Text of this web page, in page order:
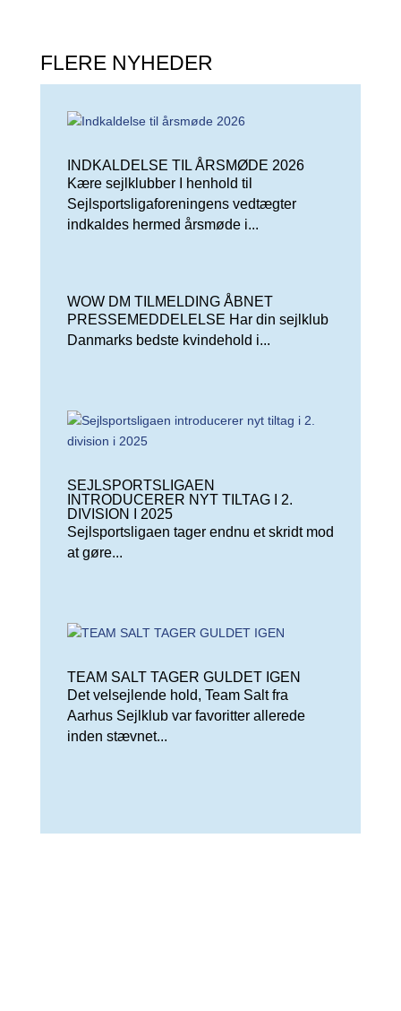
FLERE NYHEDER
INDKALDELSE TIL ÅRSMØDE 2026
Kære sejlklubber I henhold til
Sejlsportsligaforeningens vedtægter
indkaldes hermed årsmøde i...
WOW DM TILMELDING ÅBNET
PRESSEMEDDELELSE Har din sejlklub
Danmarks bedste kvindehold i...
SEJLSPORTSLIGAEN
INTRODUCERER NYT TILTAG I 2.
DIVISION I 2025
Sejlsportsligaen tager endnu et skridt mod
at gøre...
TEAM SALT TAGER GULDET IGEN
Det velsejlende hold, Team Salt fra
Aarhus Sejlklub var favoritter allerede
inden stævnet...